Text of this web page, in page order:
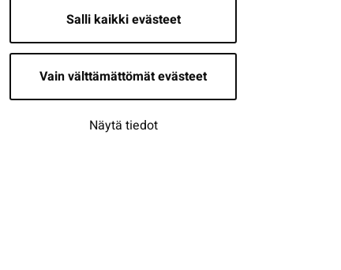
Salli kaikki evästeet
Vain välttämättömät evästeet
Näytä tiedot